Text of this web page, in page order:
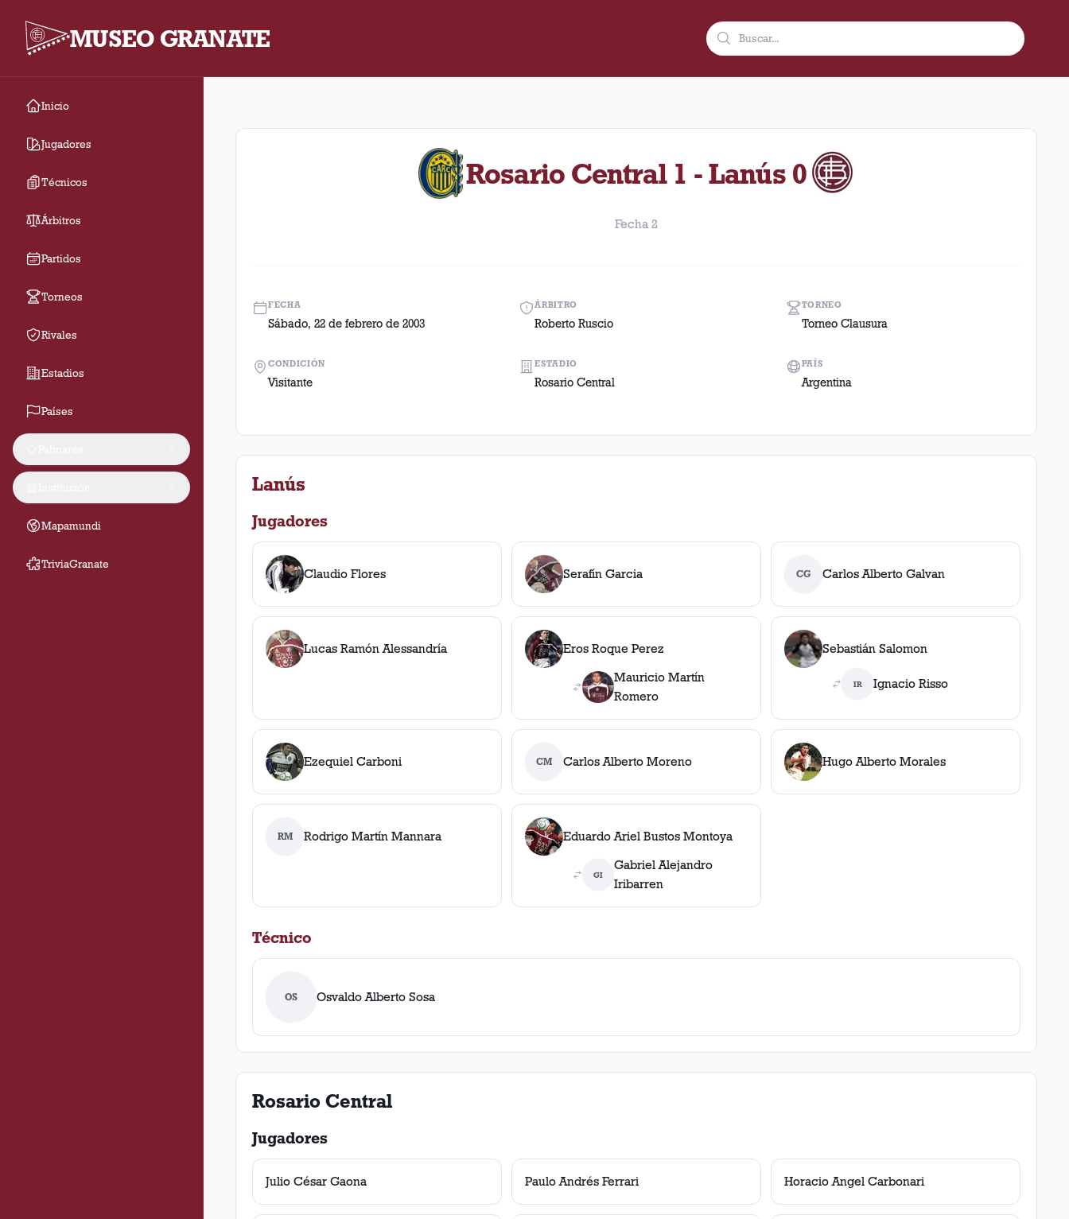
MUSEO GRANATE
Inicio
Jugadores
Técnicos
Árbitros
Partidos
Torneos
Rivales
Estadios
Países
Mapamundi
TriviaGranate
Fecha 2. Partido entre Lanús y Rosario Central disputado el Sábado, 22 de febrero de 2003 como visitante en el estadio Rosario Central (Argentina).
Rosario Central 1 - Lanús 0
Fecha 2
FECHA
Sábado, 22 de febrero de 2003
ÁRBITRO
Roberto Ruscio
TORNEO
Torneo Clausura
CONDICIÓN
Visitante
ESTADIO
Rosario Central
PAÍS
Argentina
Lanús
Jugadores
Claudio Flores Serafín Garcia CG Carlos Alberto Galvan
Lucas Ramón Alessandría
Eros Roque Perez
Mauricio Martín
Romero
Sebastián Salomon
IR Ignacio Risso
Ezequiel Carboni CM Carlos Alberto Moreno Hugo Alberto Morales
RM Rodrigo Martín Mannara Eduardo Ariel Bustos Montoya
GI
Gabriel Alejandro
Iribarren
Técnico
OS Osvaldo Alberto Sosa
Rosario Central
Jugadores
Julio César Gaona Paulo Andrés Ferrari Horacio Angel Carbonari